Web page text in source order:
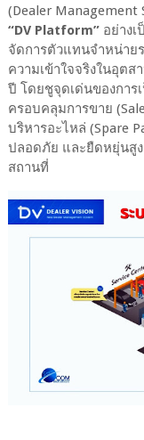
(Dealer Management
“DV Platform”อย่างเ
จัดการตัวแทนจำหน่า
ความเข้าใจจริงในอุตส
ปี โดยชูจุดเด่นของการ
ครอบคลุมการขาย
บริหารอะไหล่ (Spare
ปลอดภัย และยืดหยุ่นสู
สถานที่